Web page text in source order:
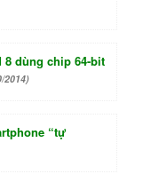
8 dùng chip 64-bit
2014)
“tự